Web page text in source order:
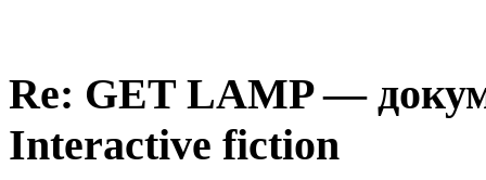
Re: GET LAMP —
Interactive fiction